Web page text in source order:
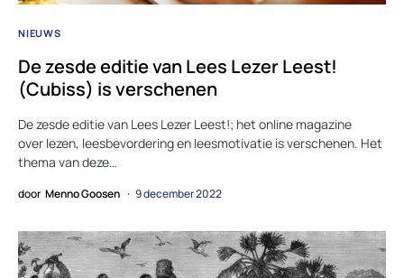
NIEUWS
De zesde editie van Lees Lezer Leest!
(Cubiss) is verschenen
De zesde editie van Lees Lezer Leest!; het online magazine
over lezen, leesbevordering en leesmotivatie is verschenen. Het
thema van deze…
door Menno Goosen 9 december 2022